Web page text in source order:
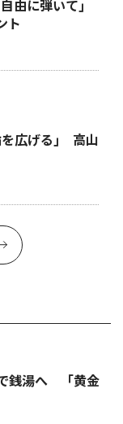
由に弾いて｣
ト
を広げる｣ 高山
銭湯へ 「黄金